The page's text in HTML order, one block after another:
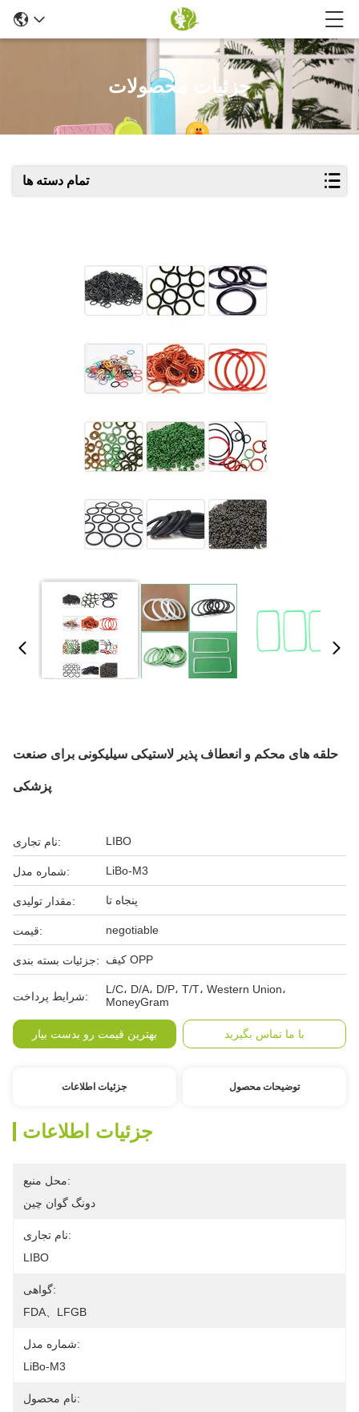
جزئیات محصولات
تمام دسته ها
حلقه های محکم و انعطاف پذیر لاستیکی سیلیکونی برای صنعت
پزشکی
نام تجاری: LIBO
شماره مدل: LiBo-M3
مقدار تولیدی: پنجاه تا
قیمت: negotiable
جزئیات بسته بندی: کیف OPP
شرایط پرداخت:
L/C، D/A، D/P، T/T، Western Union،
MoneyGram
بهترین قیمت رو بدست بیار با ما تماس بگیرید
جزئیات اطلاعات توضیحات محصول
جزئیات اطلاعات
محل منبع:
دونگ گوان چین
نام تجاری:
LIBO
گواهی:
FDA、LFGB
شماره مدل:
LiBo-M3
نام محصول: